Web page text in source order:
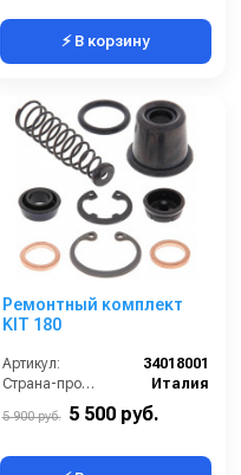
⚡ В корзину
Ремонтный комплект
KIT 180
Артикул:
34018001
Страна-производитель:
Италия
5 900 руб. 5 500 руб.